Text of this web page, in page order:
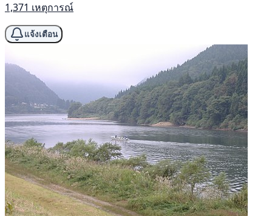
1,371 เหตุการณ์
แจ้งเตือน